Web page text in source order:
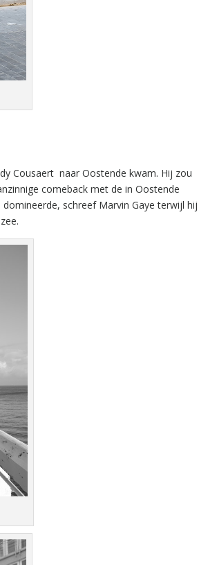
Cousaert naar Oostende kwam. Hij zou
comeback met de in Oostende
domineerde, schreef Marvin Gaye terwijl hij